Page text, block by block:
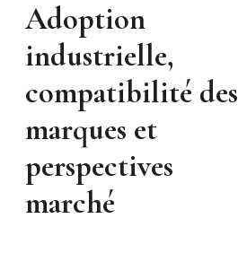
Adoption
industrielle,
compatibilité des
marques et
perspectives
marché